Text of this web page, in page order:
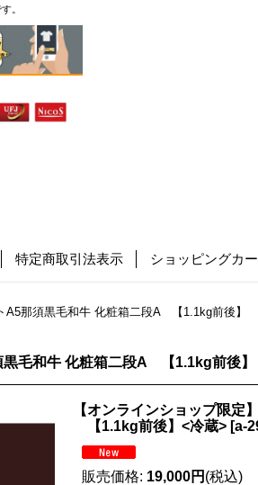
。
特定商取引法表示 ショッピングカ
A5那須黒毛和牛 化粧箱二段A 【1.1kg前後】
黒毛和牛 化粧箱二段A 【1.1kg前後】
【オンラインショップ限定
【1.1kg前後】<冷蔵> [a-
販売価格: 19,000円 (税込)